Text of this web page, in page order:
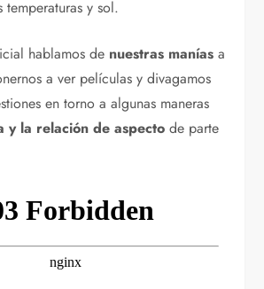
temperaturas y sol.
hablamos de nuestras manías a
a ver películas y divagamos
en torno a algunas maneras
y la relación de aspecto de parte